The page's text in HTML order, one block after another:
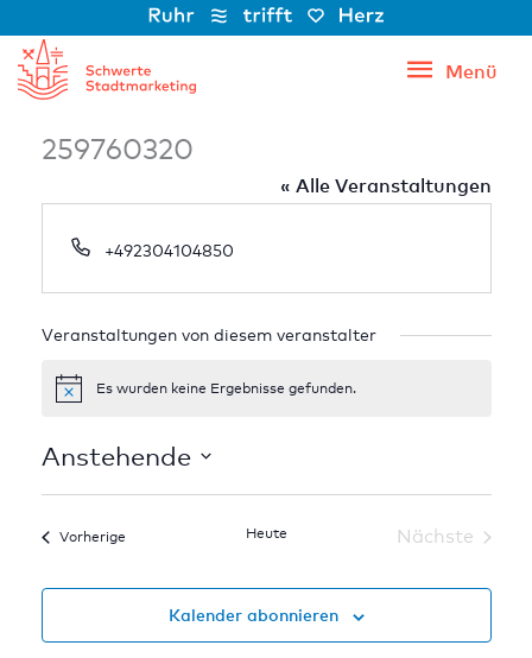
Inhalt
springen
Menü
Menü
259760320
« Alle Veranstaltungen
Telefon
+492304104850
Veranstaltungen von diesem veranstalter
HinweisEs wurden keine Ergebnisse gefunden.
Anstehende
Datum
VorherigeVeranstaltungen Heute
Nächste
Kalender abonnieren